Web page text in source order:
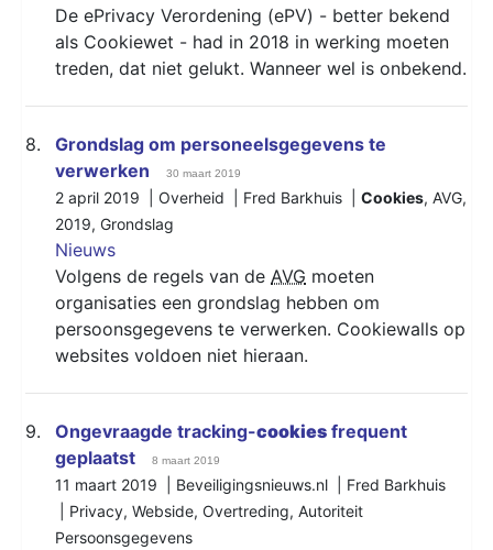
De ePrivacy Verordening (ePV) - better bekend
als Cookiewet - had in 2018 in werking moeten
treden, dat niet gelukt. Wanneer wel is onbekend.
8.
Grondslag om personeelsgegevens te
verwerken
30 maart 2019
2 april 2019 | Overheid | Fred Barkhuis | Cookies, AVG,
2019, Grondslag
Nieuws
Volgens de regels van de AVG moeten
organisaties een grondslag hebben om
persoonsgegevens te verwerken. Cookiewalls op
websites voldoen niet hieraan.
9. Ongevraagde tracking-cookies frequent
geplaatst
8 maart 2019
11 maart 2019 | Beveiligingsnieuws.nl | Fred Barkhuis
Privacy, Webside, Overtreding, Autoriteit
Persoonsgegevens